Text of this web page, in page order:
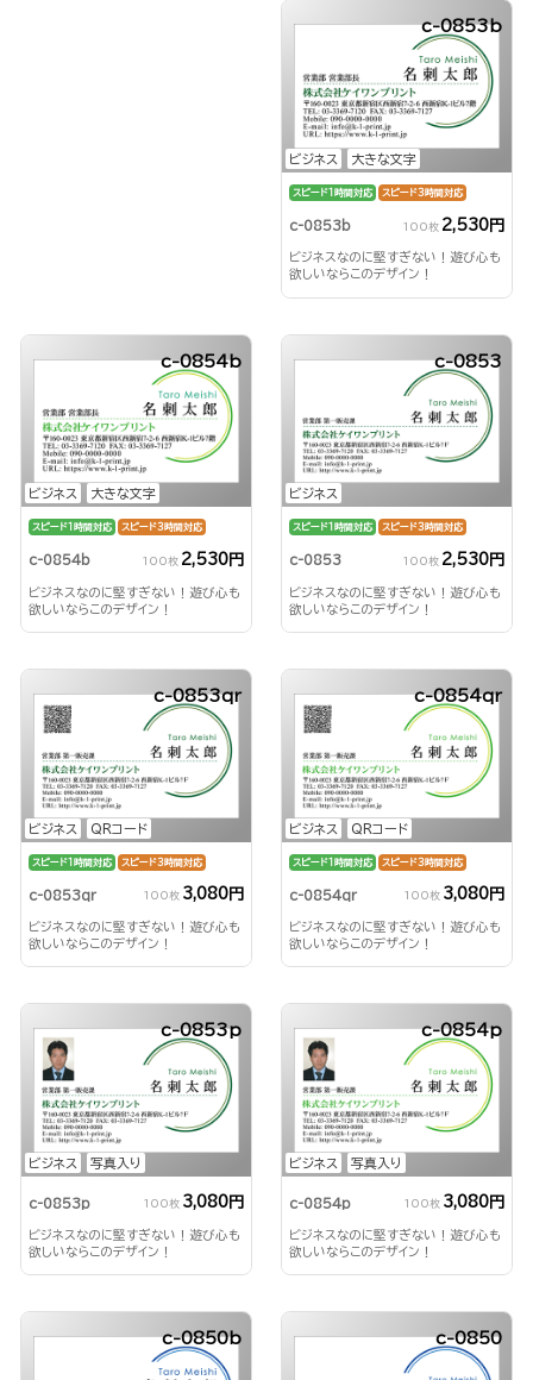
ビジネス 大きな文字
c-0853b
スピード1時間対応 スピード3時間対応
c-0853b 100枚 2,530円
ビジネスなのに堅すぎない！遊び心も
欲しいならこのデザイン！
ビジネス 大きな文字
c-0854b
スピード1時間対応 スピード3時間対応
c-0854b 100枚 2,530円
ビジネスなのに堅すぎない！遊び心も
欲しいならこのデザイン！
ビジネス
c-0853
スピード1時間対応 スピード3時間対応
c-0853 100枚 2,530円
ビジネスなのに堅すぎない！遊び心も
欲しいならこのデザイン！
ビジネス QRコード
c-0853qr
スピード1時間対応 スピード3時間対応
c-0853qr 100枚 3,080円
ビジネスなのに堅すぎない！遊び心も
欲しいならこのデザイン！
ビジネス QRコード
c-0854qr
スピード1時間対応 スピード3時間対応
c-0854qr 100枚 3,080円
ビジネスなのに堅すぎない！遊び心も
欲しいならこのデザイン！
ビジネス 写真入り
c-0853p
c-0853p 100枚 3,080円
ビジネスなのに堅すぎない！遊び心も
欲しいならこのデザイン！
ビジネス 写真入り
c-0854p
c-0854p 100枚 3,080円
ビジネスなのに堅すぎない！遊び心も
欲しいならこのデザイン！
c-0850b c-0850